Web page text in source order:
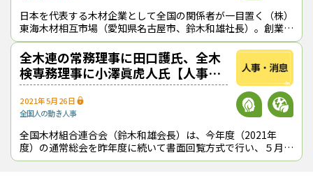
日本を代表する木材企業として全国の関係者が一目置く（株）
東海木材相互市場（愛知県名古屋市、鈴木和雄社長）。創業
66年目に入った同社は、伝統と革新を調和させたビジネスモ
デルに磨きをかけ激動の時代を乗り越
全木連の常務理事に田口護氏、全木
検専務理事に小澤眞虎人氏【人事・
消息】
2021年5月26日
全国人の動き人事
全国木材組合連合会（鈴木和雄会長）は、今年度（2021年
度）の通常総会を昨年度に続いて書面回覧方式で行い、５月
12日付けで所定の議案を原案どおり承認した。事業計画で